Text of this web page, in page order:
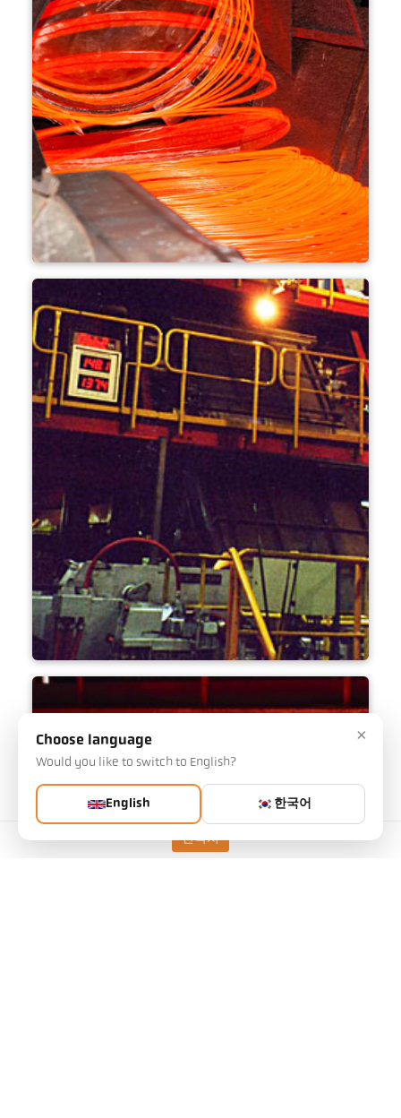
연락처
선재 압연공장
스트립 아연 도금
×
Choose language
Would you like to switch to English?
English 한국어